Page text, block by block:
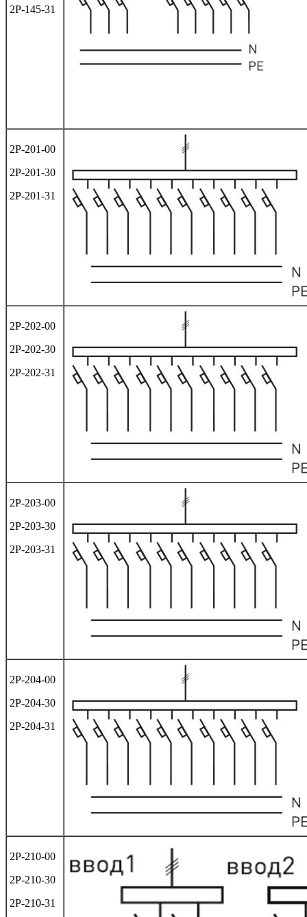
2Р-145-31
2Р-201-00
2Р-201-30
2Р-201-31
2Р-202-00
2Р-202-30
2Р-202-31
2Р-203-00
2Р-203-30
2Р-203-31
2Р-204-00
2Р-204-30
2Р-204-31
2Р-210-00
2Р-210-30
2Р-210-31